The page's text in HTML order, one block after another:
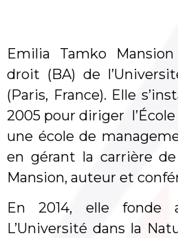
Emilia Tamko
droit (BA) de
(Paris, France). Elle
2005 pour diriger
une école de
en gérant la carrière
Mansion, auteur et
En 2014, elle fonde
L’Université dans la